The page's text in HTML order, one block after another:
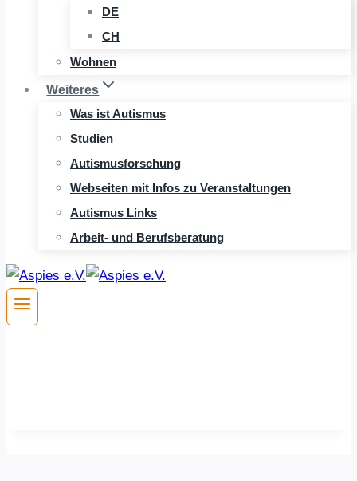
DE
CH
Wohnen
Weiteres
Was ist Autismus
Studien
Autismusforschung
Webseiten mit Infos zu Veranstaltungen
Autismus Links
Arbeit- und Berufsberatung